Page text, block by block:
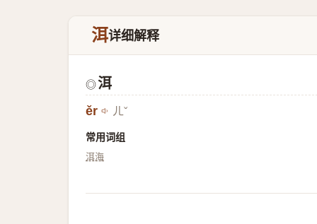
洱详细解释
◎洱
ěr ㄦˇ
常用词组
洱海